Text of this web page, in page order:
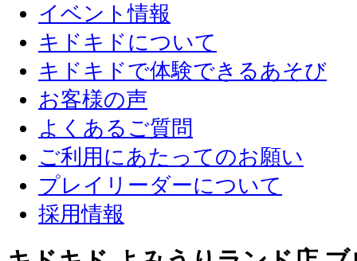
イベント情報
キドキドについて
キドキドで体験できるあそび
お客様の声
よくあるご質問
ご利用にあたってのお願い
プレイリーダーについて
採用情報